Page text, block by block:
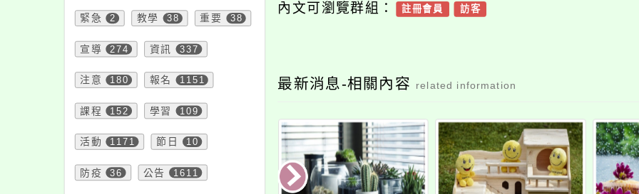
緊急 2 教學 38 重要 38
宣導 274 資訊 337
注意 180 報名 1151
課程 152 學習 109
活動 1171 節日 10
防疫 36 公告 1611
內文可瀏覽群組： 註冊會員 訪客
最新消息-相關內容 related information